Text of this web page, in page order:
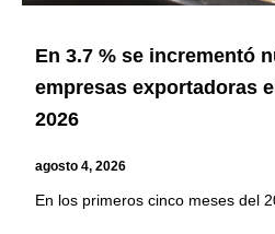
En 3.7 % se incrementó
empresas exportadoras
2026
agosto 4, 2026
En los primeros cinco meses del